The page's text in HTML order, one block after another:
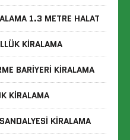
1.3 METRE HALAT
KIRALAMA
BARIYERI KIRALAMA
KIRALAMA
KIRALAMA